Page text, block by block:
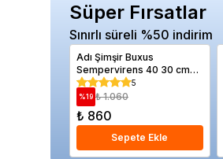
Süper Fırsatlar
Sınırlı süreli %50 indirim
Adı Şimşir Buxus
Sempervirens 40 30 cm
Saksıda
5
%19 ₺ 1.060
₺ 860
Sepete Ekle